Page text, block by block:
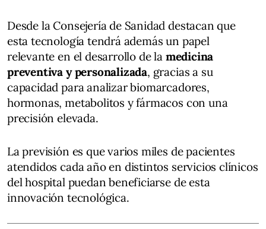
Desde la Consejería de Sanidad destacan que
esta tecnología tendrá además un papel
relevante en el desarrollo de la medicina
preventiva y personalizada, gracias a su
capacidad para analizar biomarcadores,
hormonas, metabolitos y fármacos con una
precisión elevada.
La previsión es que varios miles de pacientes
atendidos cada año en distintos servicios clínicos
del hospital puedan beneficiarse de esta
innovación tecnológica.